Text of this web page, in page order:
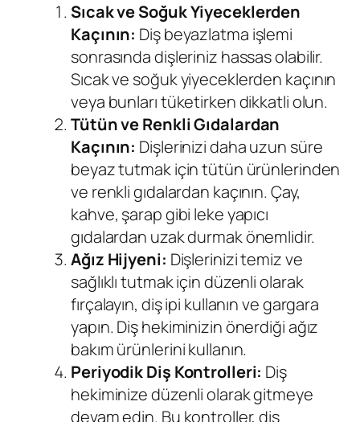
Sıcak ve Soğuk Yiyeceklerden
Kaçının: Diş beyazlatma işlemi
sonrasında dişleriniz hassas olabilir.
Sıcak ve soğuk yiyeceklerden kaçının
veya bunları tüketirken dikkatli olun.
Tütün ve Renkli Gıdalardan
Kaçının: Dişlerinizi daha uzun süre
beyaz tutmak için tütün ürünlerinden
ve renkli gıdalardan kaçının. Çay,
kahve, şarap gibi leke yapıcı
gıdalardan uzak durmak önemlidir.
Ağız Hijyeni: Dişlerinizi temiz ve
sağlıklı tutmak için düzenli olarak
fırçalayın, diş ipi kullanın ve gargara
yapın. Diş hekiminizin önerdiği ağız
bakım ürünlerini kullanın.
Periyodik Diş Kontrolleri: Diş
hekiminize düzenli olarak gitmeye
devam edin. Bu kontroller, diş